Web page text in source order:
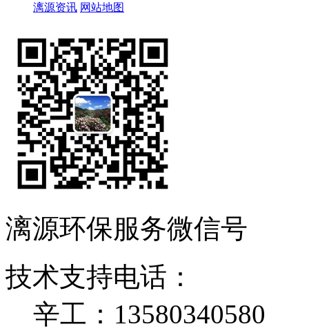
漓源资讯 网站地图
漓源环保服务微信号
技术支持电话：
辛工：13580340580